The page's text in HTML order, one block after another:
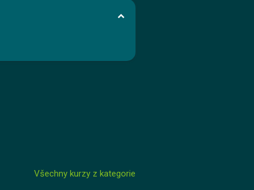
Všechny kurzy z kategorie